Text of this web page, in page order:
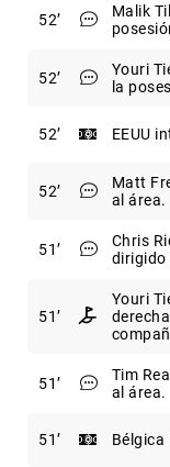
52
Malik
52
Youri
la
52 EEUU
52
Matt
al área.
51
Chris
dirigido
51
Youri
51
Tim
al área.
51